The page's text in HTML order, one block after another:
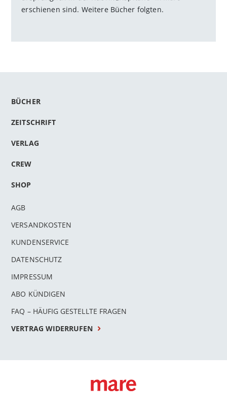
erschienen sind. Weitere Bücher folgten.
BÜCHER
ZEITSCHRIFT
VERLAG
CREW
SHOP
AGB
VERSANDKOSTEN
KUNDENSERVICE
DATENSCHUTZ
IMPRESSUM
ABO KÜNDIGEN
FAQ – HÄUFIG GESTELLTE FRAGEN
VERTRAG WIDERRUFEN